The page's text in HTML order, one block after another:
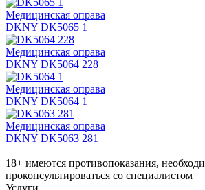
Медицинская оправа
DKNY DK5065 1
Медицинская оправа
DKNY DK5064 228
Медицинская оправа
DKNY DK5064 1
Медицинская оправа
DKNY DK5063 281
18+ имеются противопоказания,
проконсультироваться со специалистом